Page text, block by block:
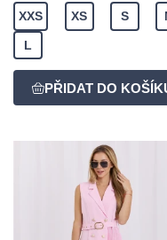
XXS XS S
L